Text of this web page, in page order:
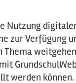
zur Verfügung
werden können.